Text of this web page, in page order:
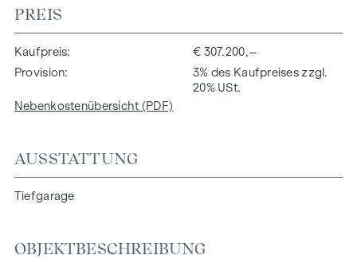
PREIS
Kaufpreis
€ 307.200,–
Provision
3% des Kaufpreises zzgl.
20% USt.
Nebenkostenübersicht (PDF)
AUSSTATTUNG
Tiefgarage
OBJEKTBESCHREIBUNG